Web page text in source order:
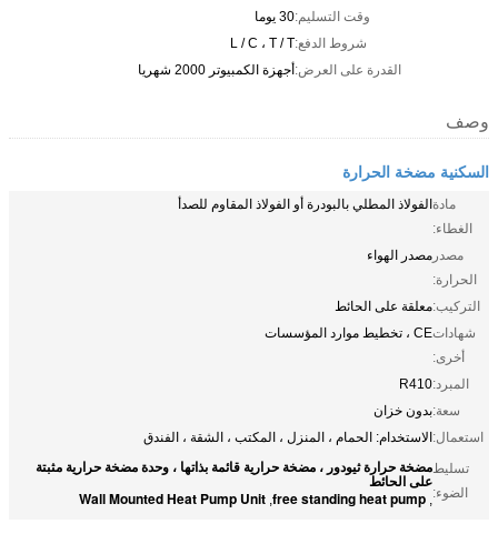
وقت التسليم:30 يوما
شروط الدفع:L / C ، T / T
القدرة على العرض:أجهزة الكمبيوتر 2000 شهريا
وصف
السكنية مضخة الحرارة
مادة
الغطاء:
الفولاذ المطلي بالبودرة أو الفولاذ المقاوم للصدأ
مصدر
الحرارة:
مصدر الهواء
التركيب:معلقة على الحائط
شهادات
أخرى:
CE ، تخطيط موارد المؤسسات
المبرد:R410
سعة:بدون خزان
استعمال:الاستخدام: الحمام ، المنزل ، المكتب ، الشقة ، الفندق
تسليط
الضوء:
مضخة حرارة ثيودور ، مضخة حرارية قائمة بذاتها ، وحدة مضخة حرارية مثبتة
على الحائط
,
free standing heat pump
,
Wall Mounted Heat Pump Unit